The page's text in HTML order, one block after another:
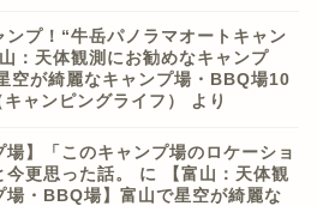
プ！“牛岳パノラマオートキャン
山：天体観測にお勧めなキャンプ
空が綺麗なキャンプ場・BBQ場10
ャンピングライフ）
より
場】「このキャンプ場のロケーショ
更思った話。
に
【富山：天体観
場・BBQ場】富山で星空が綺麗な